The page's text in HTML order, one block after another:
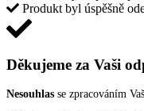
Produkt byl úspěšně
Děkujeme za Vaši
Nesouhlas se zpracováním